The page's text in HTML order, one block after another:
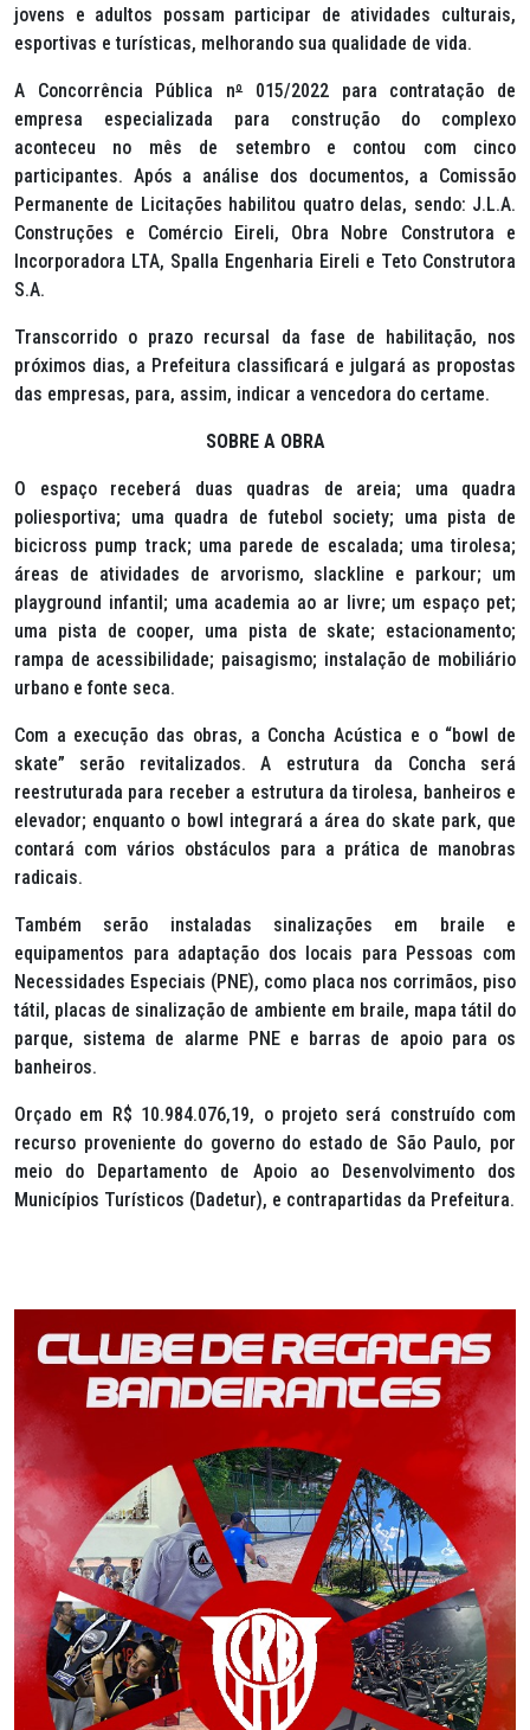
jovens e adultos possam participar de atividades culturais,
esportivas e turísticas, melhorando sua qualidade de vida.
A Concorrência Pública nº015/2022 para contratação de
empresa especializada para construção do complexo
aconteceu no mês de setembro e contou com cinco
participantes. Após a análise dos documentos, a Comissão
Permanente de Licitações habilitou quatro delas, sendo: J.L.A.
Construções e Comércio Eireli, Obra Nobre Construtora e
Incorporadora LTA, Spalla Engenharia Eireli e Teto Construtora
S.A.
Transcorrido o prazo recursal da fase de habilitação, nos
próximos dias, a Prefeitura classificará e julgará as propostas
das empresas, para, assim, indicar a vencedora do certame.
SOBRE A OBRA
O espaço receberá duas quadras de areia; uma quadra
poliesportiva; uma quadra de futebol society; uma pista de
bicicross pump track; uma parede de escalada; uma tirolesa;
áreas de atividades de arvorismo, slackline e parkour; um
playground infantil; uma academia ao ar livre; um espaço pet;
uma pista de cooper, uma pista de skate; estacionamento;
rampa de acessibilidade; paisagismo; instalação de mobiliário
urbano e fonte seca.
Com a execução das obras, a Concha Acústica e o “bowl de
skate” serão revitalizados. A estrutura da Concha será
reestruturada para receber a estrutura da tirolesa, banheiros e
elevador; enquanto o bowl integrará a área do skate park, que
contará com vários obstáculos para a prática de manobras
radicais.
Também serão instaladas sinalizações em braile e
equipamentos para adaptação dos locais para Pessoas com
Necessidades Especiais (PNE), como placa nos corrimãos, piso
tátil, placas de sinalização de ambiente em braile, mapa tátil do
parque, sistema de alarme PNE e barras de apoio para os
banheiros.
Orçado em R$ 10.984.076,19, o projeto será construído com
recurso proveniente do governo do estado de São Paulo, por
meio do Departamento de Apoio ao Desenvolvimento dos
Municípios Turísticos (Dadetur), e contrapartidas da Prefeitura.